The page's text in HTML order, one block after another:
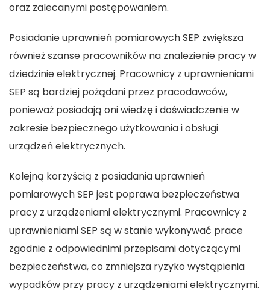
oraz zalecanymi postępowaniem.
Posiadanie uprawnień pomiarowych SEP zwiększa
również szanse pracowników na znalezienie pracy w
dziedzinie elektrycznej. Pracownicy z uprawnieniami
SEP są bardziej pożądani przez pracodawców,
ponieważ posiadają oni wiedzę i doświadczenie w
zakresie bezpiecznego użytkowania i obsługi
urządzeń elektrycznych.
Kolejną korzyścią z posiadania uprawnień
pomiarowych SEP jest poprawa bezpieczeństwa
pracy z urządzeniami elektrycznymi. Pracownicy z
uprawnieniami SEP są w stanie wykonywać prace
zgodnie z odpowiednimi przepisami dotyczącymi
bezpieczeństwa, co zmniejsza ryzyko wystąpienia
wypadków przy pracy z urządzeniami elektrycznymi.